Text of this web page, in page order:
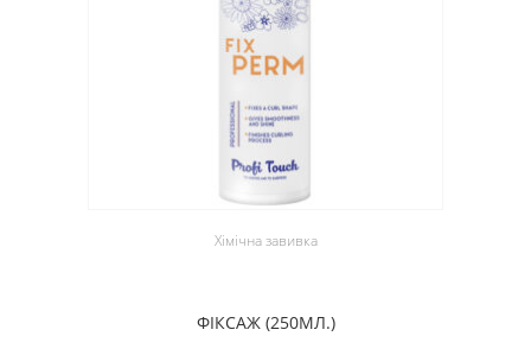
Хімічна завивка
ФІКСАЖ (250МЛ.)